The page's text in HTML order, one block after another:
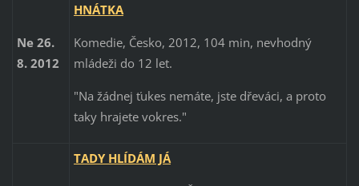
Ne 26.
8. 2012
HNÁTKA
Komedie, Česko, 2012, 104 min, nevhodný
mládeži do 12 let.
"Na žádnej ťukes nemáte, jste dřeváci, a proto
taky hrajete vokres."
TADY HLÍDÁM JÁ